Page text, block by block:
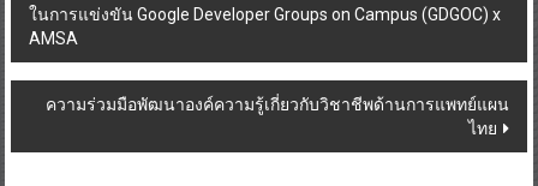
navigation
ในการแข่งขัน Google Developer Groups on Campus (GDGOC) x
AMSA
ความร่วมมือพัฒนาองค์ความรู้เกี่ยวกับวิชาชีพด้านการแพทย์แผน
ไทย